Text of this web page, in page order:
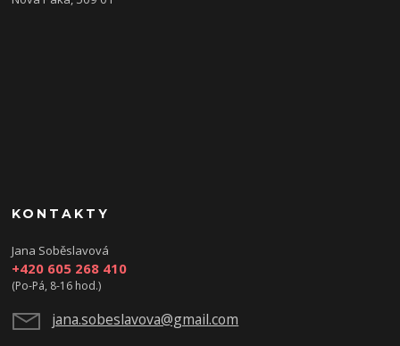
KONTAKTY
Jana Soběslavová
+420 605 268 410
(Po-Pá, 8-16 hod.)
jana.sobeslavova@gmail.com